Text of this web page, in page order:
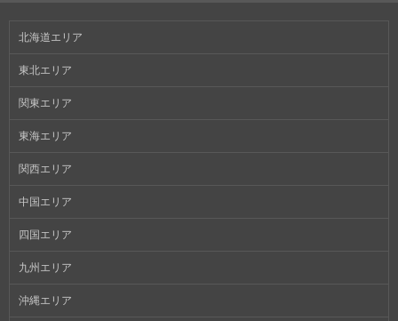
北海道エリア
東北エリア
関東エリア
東海エリア
関西エリア
中国エリア
四国エリア
九州エリア
沖縄エリア